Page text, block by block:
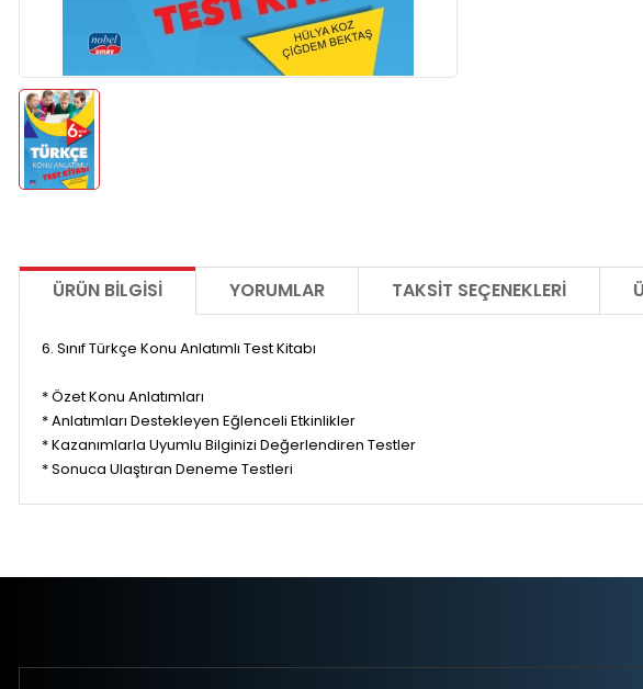
ÜRÜN BILGISI YORUMLAR TAKSIT SEÇENEKLERI
6. Sınıf Türkçe Konu Anlatımlı Test Kitabı
* Özet Konu Anlatımları
* Anlatımları Destekleyen Eğlenceli Etkinlikler
* Kazanımlarla Uyumlu Bilginizi Değerlendiren Testler
* Sonuca Ulaştıran Deneme Testleri